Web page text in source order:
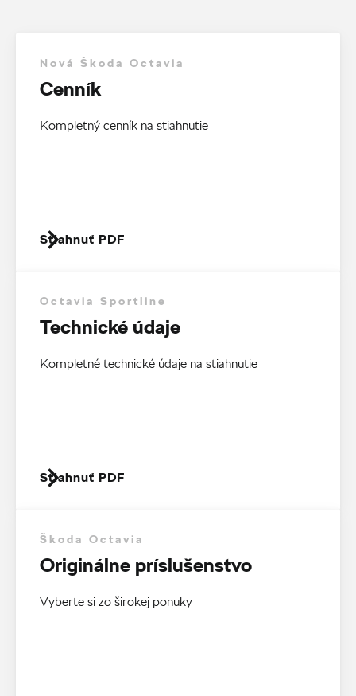
Nová Škoda Octavia
Cenník
Kompletný cenník na stiahnutie
Stiahnuť PDF
Octavia Sportline
Technické údaje
Kompletné technické údaje na stiahnutie
Stiahnuť PDF
Škoda Octavia
Originálne príslušenstvo
Vyberte si zo širokej ponuky